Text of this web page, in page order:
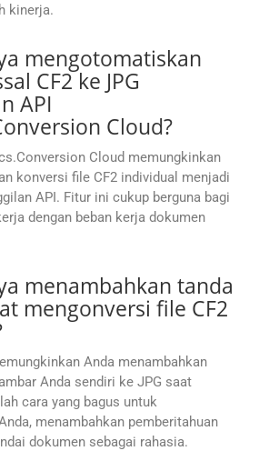
kinerja.
mengotomatiskan
CF2 ke JPG
API
Cloud?
Cloud memungkinkan
konversi file CF2 individual menjadi
API. Fitur ini cukup berguna bagi
dengan beban kerja dokumen
menambahkan tanda
mengonversi file CF2
Anda menambahkan
Anda sendiri ke JPG saat
cara yang bagus untuk
menambahkan pemberitahuan
dokumen sebagai rahasia.